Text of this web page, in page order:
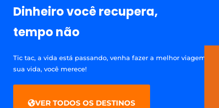
Dinheiro você recupera,
tempo não
Tic tac, a vida está passando, venha fazer a melhor viagem da
sua vida, você merece!
VER TODOS OS DESTINOS